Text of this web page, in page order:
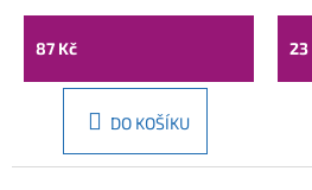
87 Kč
DO KOŠÍKU
23